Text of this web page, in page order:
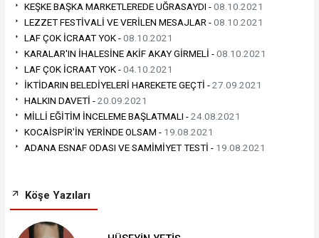
KEŞKE BAŞKA MARKETLEREDE UĞRASAYDI -08.10.2021
LEZZET FESTİVALİ VE VERİLEN MESAJLAR -08.10.2021
LAF ÇOK İCRAAT YOK -08.10.2021
KARALAR'IN İHALESİNE AKİF AKAY GİRMELİ -08.10.2021
LAF ÇOK İCRAAT YOK -04.10.2021
İKTİDARIN BELEDİYELERİ HAREKETE GEÇTİ -27.09.2021
HALKIN DAVETİ -20.09.2021
MİLLİ EĞİTİM İNCELEME BAŞLATMALI -24.08.2021
KOCAİSPİR'İN YERİNDE OLSAM - 19.08.2021
ADANA ESNAF ODASI VE SAMİMİYET TESTİ - 19.08.2021
Köşe Yazıları